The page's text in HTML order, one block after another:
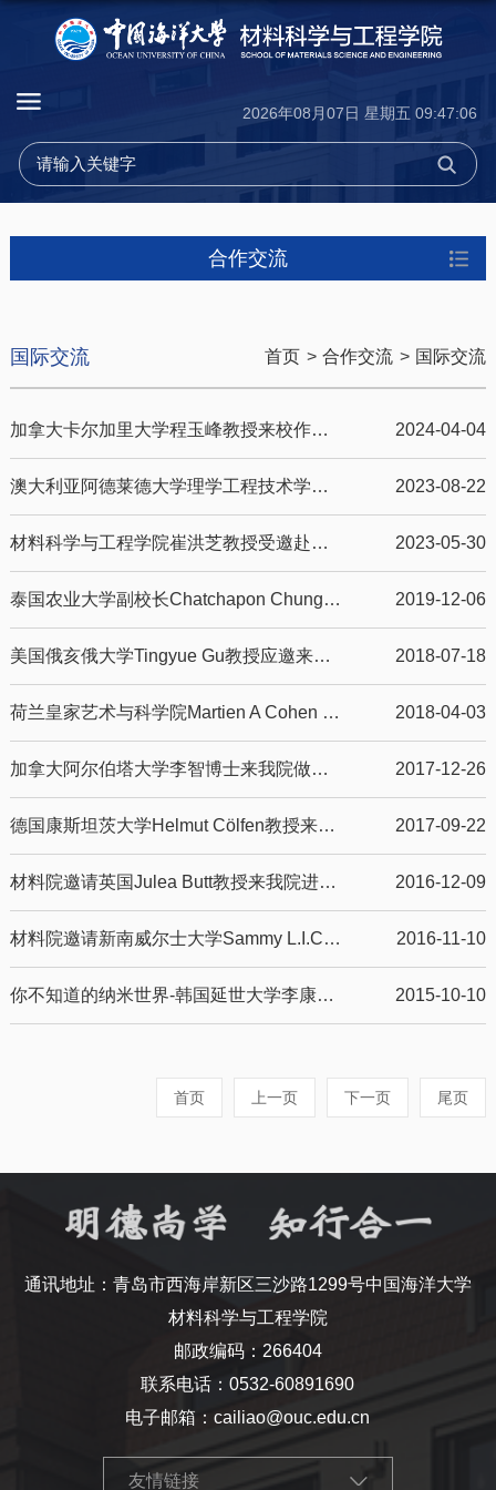
2026年08月07日 星期五 09:47:06
合作交流
首页 > 合作交流 > 国际交流
国际交流
加拿大卡尔加里大学程玉峰教授来校作报告 2024-04-04
澳大利亚阿德莱德大学理学工程技术学部国际副部长Scott Smith教授来校交流访问 2023-08-22
材料科学与工程学院崔洪芝教授受邀赴英国参加学术会议并进行交流访问 2023-05-30
泰国农业大学副校长Chatchapon Chungchoo率团访问材料学院 2019-12-06
美国俄亥俄大学Tingyue Gu教授应邀来我院进行学术交流 2018-07-18
荷兰皇家艺术与科学院Martien A Cohen Stuart教授应邀到材料学院做学术报告 2018-04-03
加拿大阿尔伯塔大学李智博士来我院做学术报告 2017-12-26
德国康斯坦茨大学Helmut Cölfen教授来我院做学术报告 2017-09-22
材料院邀请英国Julea Butt教授来我院进行跨学科学术报告 2016-12-09
材料院邀请新南威尔士大学Sammy L.I.Chan教授做学术报告 2016-11-10
你不知道的纳米世界-韩国延世大学李康宅教授来我校做报告 2015-10-10
首页 上一页 下一页 尾页
通讯地址：青岛市西海岸新区三沙路1299号中国海洋大学
材料科学与工程学院
邮政编码：266404
联系电话：0532-60891690
电子邮箱：cailiao@ouc.edu.cn
友情链接